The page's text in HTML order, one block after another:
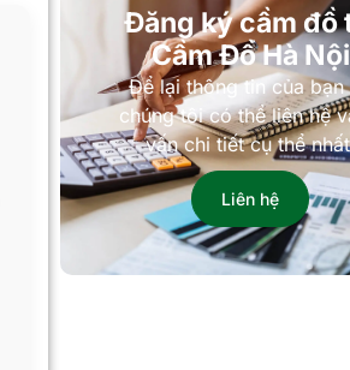
Đăng ký cầm đồ
Cầm Đồ Hà Nội
Để lại thông tin của bạn
chúng tôi có thể liên hệ
vấn chi tiết cụ thể
Liên hệ